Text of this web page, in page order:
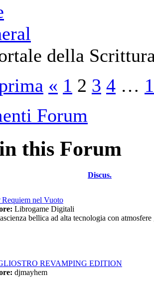
della
« 1 2 3 4 …
Forum
this Forum
Discus.
Requiem nel Vuoto
Librogame Digitali
bellica ad alta tecnologia con
REVAMPING EDITION
djmayhem